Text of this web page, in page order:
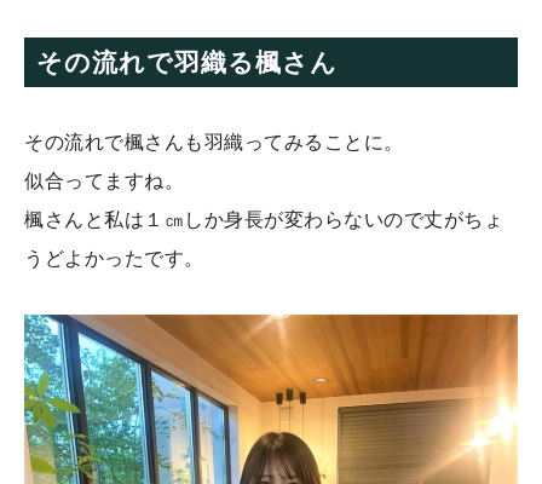
その流れで羽織る楓さん
その流れで楓さんも羽織ってみることに。
似合ってますね。
楓さんと私は１㎝しか身長が変わらないので丈がちょ
うどよかったです。